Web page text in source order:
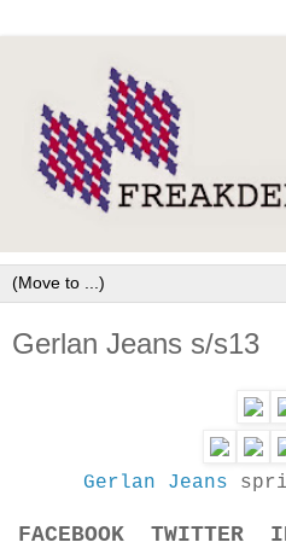
Gerlan Jeans s/s13
Gerlan Jeans
FACEBOOK TWITTER